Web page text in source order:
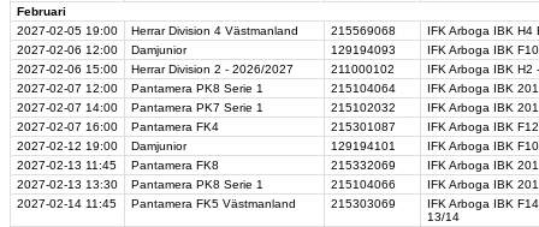
Februari
2027-02-05 19:00 Herrar Division 4 Västmanland 215569068
IFK Arboga IBK H4
2027-02-06 12:00 Damjunior 129194093
IFK Arboga IBK
2027-02-06 15:00 Herrar Division 2 - 2026/2027 211000102
IFK Arboga IBK H2
2027-02-07 12:00 Pantamera PK8 Serie 1 215104064
IFK Arboga IBK
2027-02-07 14:00 Pantamera PK7 Serie 1 215102032
IFK Arboga IBK
2027-02-07 16:00 Pantamera FK4 215301087
IFK Arboga IBK
2027-02-12 19:00 Damjunior 129194101
IFK Arboga IBK
2027-02-13 11:45 Pantamera FK8 215332069
IFK Arboga IBK
2027-02-13 13:30 Pantamera PK8 Serie 1 215104066
IFK Arboga IBK
2027-02-14 11:45 Pantamera FK5 Västmanland 215303069
IFK Arboga IBK
13/14